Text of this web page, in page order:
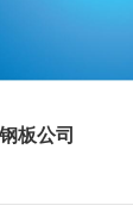
板公司